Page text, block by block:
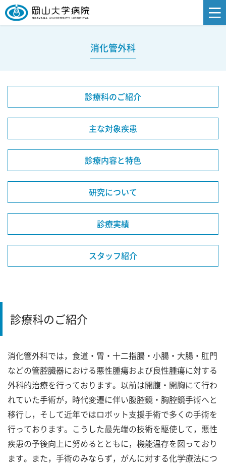
消化管外科
診療科のご紹介
主な対象疾患
診療内容と特色
研究について
診療実績
スタッフ紹介
診療科のご紹介
消化管外科では，食道・胃・十二指腸・小腸・大腸・肛門
などの管腔臓器における悪性腫瘍および良性腫瘍に対する
外科的治療を行っております。以前は開腹・開胸にて行わ
れていた手術が，時代変遷に伴い腹腔鏡・胸腔鏡手術へと
移行し，そして近年ではロボット支援手術で多くの手術を
行っております。こうした最先端の技術を駆使して，悪性
疾患の予後向上に努めるとともに，機能温存を図っており
ます。また，手術のみならず，がんに対する化学療法につ